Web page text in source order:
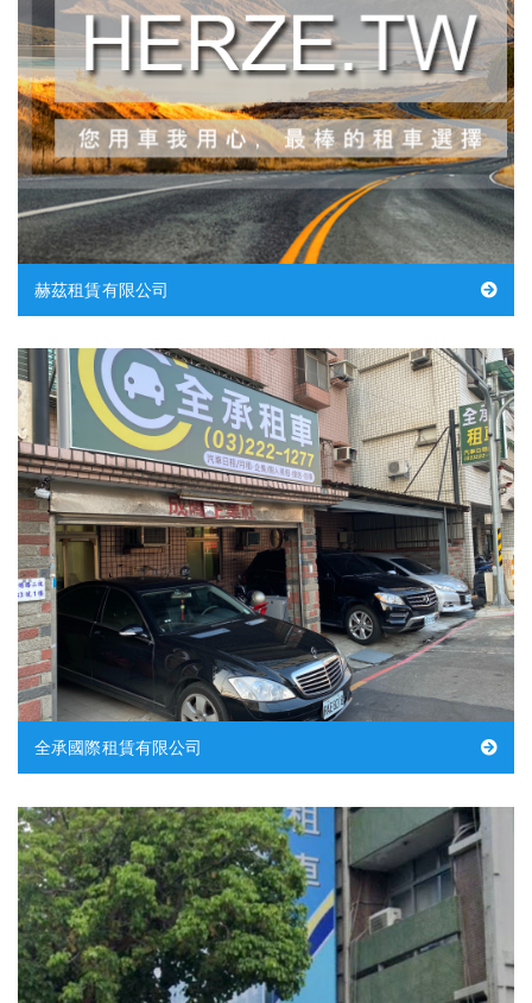
赫茲租賃有限公司
全承國際租賃有限公司